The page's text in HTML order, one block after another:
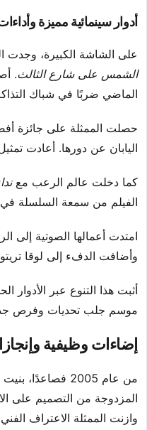
أدوار سينمائية مميزة
على الشاشة الكبيرة، وجدت
الشمس على شارع الثالث.
الماضي ضربًا في شباك
حصلت الممثلة على جائزة
اليابان عن دورها. أعادت
كما دخلت عالم الرعب مع
الفيلم من سمعة السلسلة
امتدت أعمالها الصوتية إلى
وأضافت الدفء إلى لوقا
أثبت هذا التنوع عبر الأدوار
موسم جلب تحديات وفرص
إضاءات وظيفية
من عام 2005
المزدوجة من التصميم على
وازنت الممثلة الاعتراف